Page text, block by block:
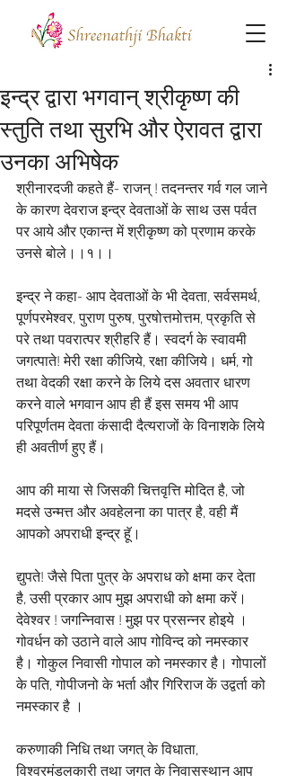
इन्द्र द्वारा भगवान् श्रीकृष्ण की
स्तुति तथा सुरभि और ऐरावत द्वारा
उनका अभिषेक
श्रीनारदजी कहते हैं- राजन् ! तदनन्तर गर्व गल जाने
के कारण देवराज इन्द्र देवताओं के साथ उस पर्वत
पर आये और एकान्त में श्रीकृष्ण को प्रणाम करके
उनसे बोले।।१।।
इन्द्र ने कहा- आप देवताओं के भी देवता, सर्वसमर्थ,
पूर्णपरमेश्वर, पुराण पुरुष, पुरषोत्तमोत्तम, प्रकृति से
परे तथा पवरात्पर श्रीहरि हैं। स्वदर्ग के स्वावमी
जगत्पाते! मेरी रक्षा कीजिये, रक्षा कीजिये। धर्म, गो
तथा वेदकी रक्षा करने के लिये दस अवतार धारण
करने वाले भगवान आप ही हैं इस समय भी आप
परिपूर्णतम देवता कंसादी दैत्यराजों के विनाशके लिये
ही अवतीर्ण हुए हैं।
आप की माया से जिसकी चित्तवृत्ति मोदित है, जो
मदसे उन्मत्त और अवहेलना का पात्र है, वही मैं
आपको अपराधी इन्द्र हॅू।
द्युपते! जैसे पिता पुत्र के अपराध को क्षमा कर देता
है, उसी प्रकार आप मुझ अपराधी को क्षमा करें।
देवेश्वर ! जगन्निवास ! मुझ पर प्रसन्नर होइये ।
गोवर्धन को उठाने वाले आप गोविन्द को नमस्कार
है। गोकुल निवासी गोपाल को नमस्कार है। गोपालों
के पति, गोपीजनो के भर्ता और गिरिराज कें उद्वर्ता को
नमस्कार है ।
करुणाकी निधि तथा जगत् के विधाता,
विश्वरमंडलकारी तथा जगत के निवासस्थान आप